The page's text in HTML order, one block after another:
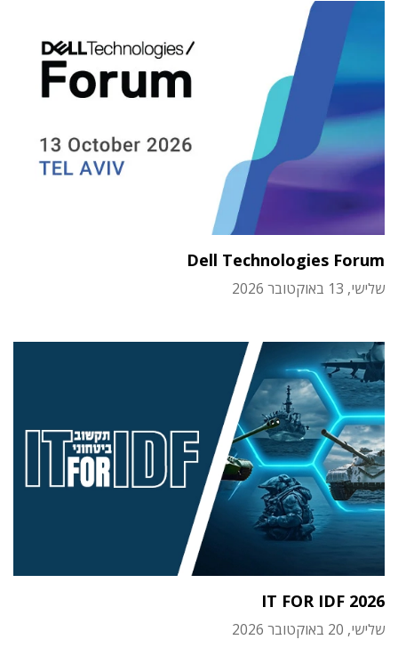
Dell Technologies Forum
שלישי, 13 באוקטובר 2026
IT FOR IDF 2026
שלישי, 20 באוקטובר 2026